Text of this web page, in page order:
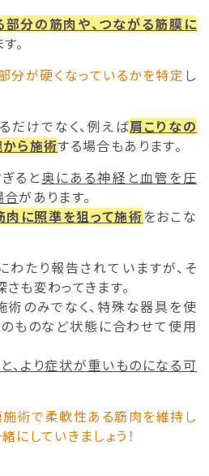
分の筋肉や、つながる筋膜に
。
分が硬くなっているかを特定 し
だけでなく、例えば肩こりなの
から施術する場合もあります。
ると奥にある神経と血管を圧
合があります。
肉 に照準を狙って施術をおこな
わたり報告されていますが、そ
も変わってきます。
術のみでなく、特殊な器具を使
のものなど状態に合わせて使用
、より症状が重いものになる可
施術で柔軟性ある筋肉を維持し
にしていきましょう！